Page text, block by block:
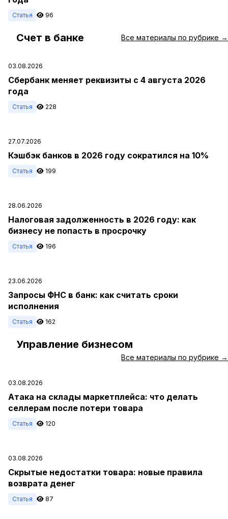
Статья 96
Счет в банке Все материалы по рубрике →
03.08.2026
Сбербанк меняет реквизиты с 4 августа 2026
года
Статья 228
27.07.2026
Кэшбэк банков в 2026 году сократился на 10%
Статья 199
28.06.2026
Налоговая задолженность в 2026 году: как
бизнесу не попасть в просрочку
Статья 196
23.06.2026
Запросы ФНС в банк: как считать сроки
исполнения
Статья 162
Управление бизнесом
Все материалы по рубрике →
03.08.2026
Атака на склады маркетплейса: что делать
селлерам после потери товара
Статья 120
03.08.2026
Скрытые недостатки товара: новые правила
возврата денег
Статья 87